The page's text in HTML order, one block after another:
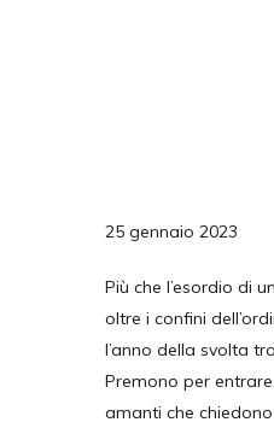
25 gennaio 2023
Più che l’esordio di
oltre i confini
l’anno della svolta
Premono per
amanti che